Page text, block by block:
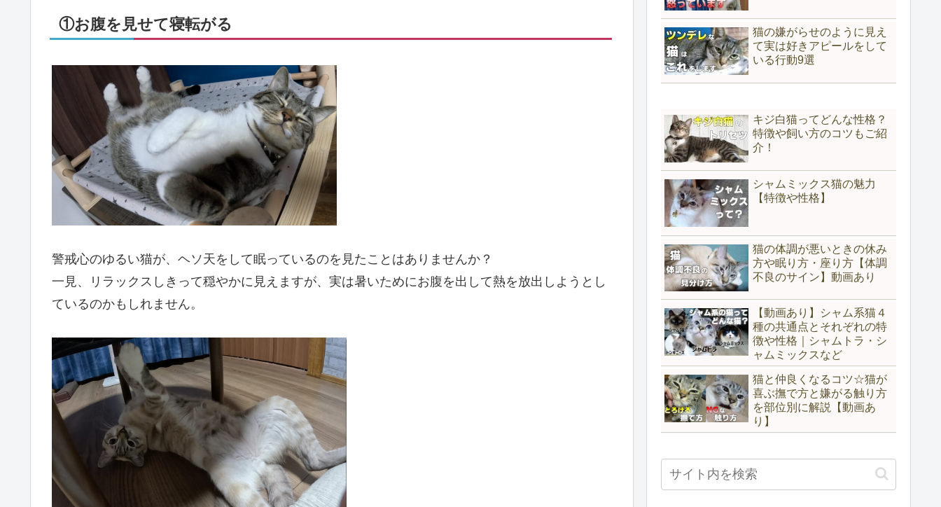
①お腹を見せて寝転がる
警戒心のゆるい猫が、ヘソ天をして眠っているのを見たことはありませんか？
一見、リラックスしきって穏やかに見えますが、実は暑いためにお腹を出して熱を放出しようとし
ているのかもしれません。
猫の嫌がらせのように見え
て実は好きアピールをして
いる行動9選
キジ白猫ってどんな性格？
特徴や飼い方のコツもご紹
介！
シャムミックス猫の魅力
【特徴や性格】
猫の体調が悪いときの休み
方や眠り方・座り方【体調
不良のサイン】動画あり
【動画あり】シャム系猫４
種の共通点とそれぞれの特
徴や性格｜シャムトラ・シ
ャムミックスなど
猫と仲良くなるコツ☆猫が
喜ぶ撫で方と嫌がる触り方
を部位別に解説【動画あ
り】